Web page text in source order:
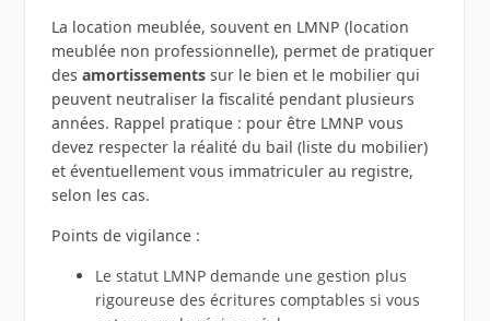
La location meublée, souvent en LMNP (location
meublée non professionnelle), permet de pratiquer
des amortissementssur le bien et le mobilier qui
peuvent neutraliser la fiscalité pendant plusieurs
années. Rappel pratique : pour être LMNP vous
devez respecter la réalité du bail (liste du mobilier)
et éventuellement vous immatriculer au registre,
selon les cas.
Points de vigilance :
Le statut LMNP demande une gestion plus
rigoureuse des écritures comptables si vous